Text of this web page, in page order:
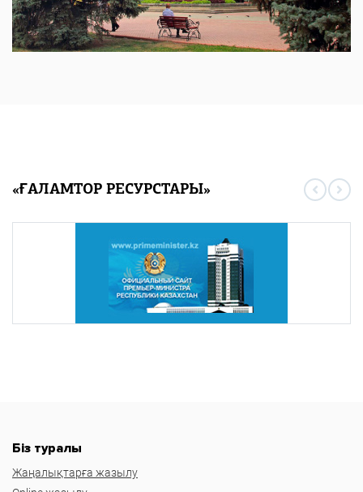
«ҒАЛАМТОР РЕСУРСТАРЫ»
Біз туралы
Жаңалықтарға жазылу